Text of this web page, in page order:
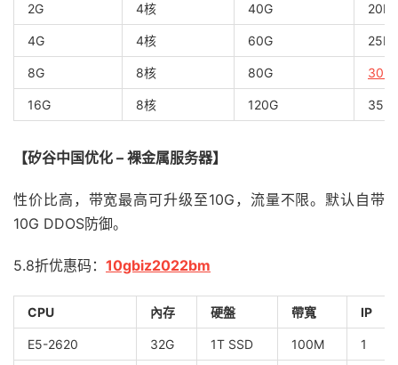
2G 4核 40G 20M
4G 4核 60G 25M
8G 8核 80G 30M
16G 8核 120G 35M
【矽谷中国优化 – 裸金属服务器】
性价比高，带宽最高可升级至10G，流量不限。默认自带
10G DDOS防御。
5.8折优惠码： 10gbiz2022bm
CPU 內存 硬盤 帶寬 IP
E5-2620 32G 1T SSD 100M 1